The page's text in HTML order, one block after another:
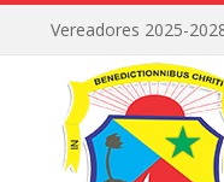
Vereadores 2025-